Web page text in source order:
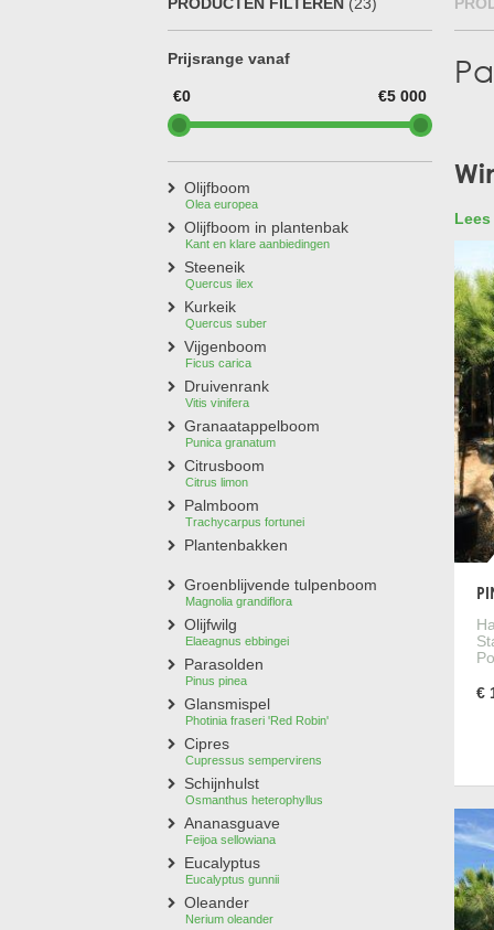
VORSTBESCHERMINGVOORBOMEN.NL
FROSTPROTECTIONFORTREES.CO.UK
Terracotta
TERRACOTTA.NL
TERRACOTTA.BE
Prijsrange vanaf
€0 €5 000
Olijfboom
Olea europea
Olijfboom in plantenbak
Kant en klare aanbiedingen
Steeneik
Quercus ilex
Kurkeik
Quercus suber
Vijgenboom
Ficus carica
Druivenrank
Vitis vinifera
Granaatappelboom
Punica granatum
Citrusboom
Citrus limon
Palmboom
Trachycarpus fortunei
Plantenbakken
Groenblijvende tulpenboom
Magnolia grandiflora
Olijfwilg
Elaeagnus ebbingei
Parasolden
Pinus pinea
Glansmispel
Photinia fraseri 'Red Robin'
Cipres
Cupressus sempervirens
Schijnhulst
Osmanthus heterophyllus
Ananasguave
Feijoa sellowiana
Eucalyptus
Eucalyptus gunnii
Oleander
Nerium oleander
Bent
De
De
De
De
Lees
€